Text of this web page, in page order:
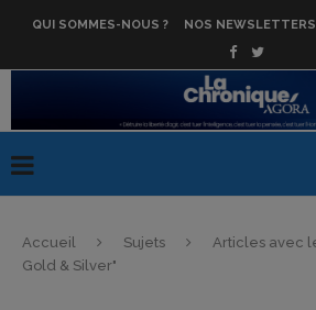
QUI SOMMES-NOUS ? NOS NEWSLETTERS
Accueil Sujets
Articles avec
Gold & Silver"